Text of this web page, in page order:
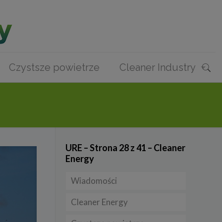
Czystsze powietrze Cleaner Industry
URE – Strona 28 z 41 – Cleaner
Energy
Wiadomości
Firmy
Cleaner Energy